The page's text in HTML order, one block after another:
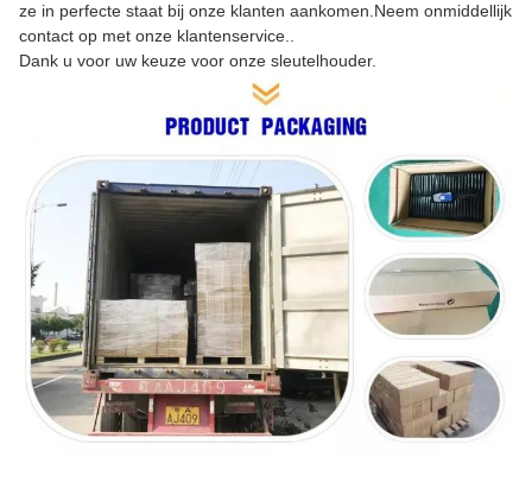
ze in perfecte staat bij onze klanten aankomen.Neem onmiddellijk
contact op met onze klantenservice..
Dank u voor uw keuze voor onze sleutelhouder.